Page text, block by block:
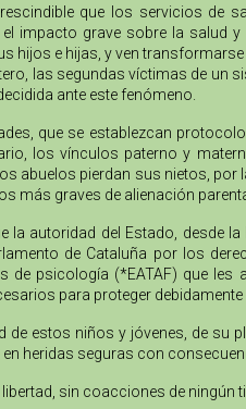
que los servicios de
el impacto grave sobre la salud
hijos e hijas, y ven
las segundas víctimas de un
ante este fenómeno.
que se establezcan
los vínculos paterno y
abuelos pierdan sus nietos,
más graves de alienación
la autoridad del Estado, desde
de Cataluña por los
de psicología (*EATAF) que
para proteger
de estos niños y jóvenes, de su
heridas seguras con
sin coacciones de ningún